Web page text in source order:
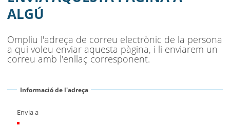
CATEGORIA PREBENJAMÍ
MUNICIPI
BELL-LLOC SOLUCIONA
ALGÚ
Ompliu l'adreça de correu electrònic de la persona
a qui voleu enviar aquesta pàgina, i li enviarem un
correu amb l'enllaç corresponent.
Informació de l'adreça
Envia a